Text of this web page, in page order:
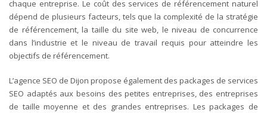
chaque entreprise. Le coût des services de référencement naturel
dépend de plusieurs facteurs, tels que la complexité de la stratégie
de référencement, la taille du site web, le niveau de concurrence
dans l’industrie et le niveau de travail requis pour atteindre les
objectifs de référencement.
L’agence SEO de Dijon propose également des packages de services
SEO adaptés aux besoins des petites entreprises, des entreprises
de taille moyenne et des grandes entreprises. Les packages de